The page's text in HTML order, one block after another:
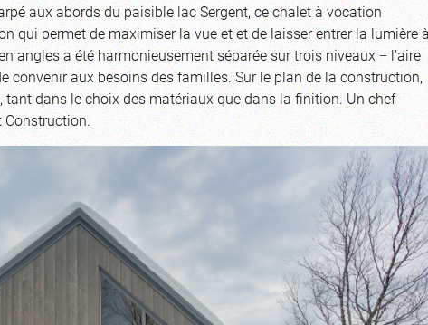
aux abords du paisible lac Sergent, ce chalet à vocation
qui permet de maximiser la vue et et de laisser entrer la lumière
angles a été harmonieusement séparée sur trois niveaux − l’aire
convenir aux besoins des familles. Sur le plan de la construction,
tant dans le choix des matériaux que dans la finition. Un chef-
Construction.